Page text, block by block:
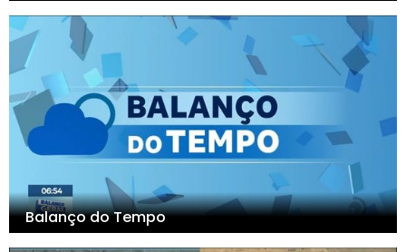
Balanço do Tempo